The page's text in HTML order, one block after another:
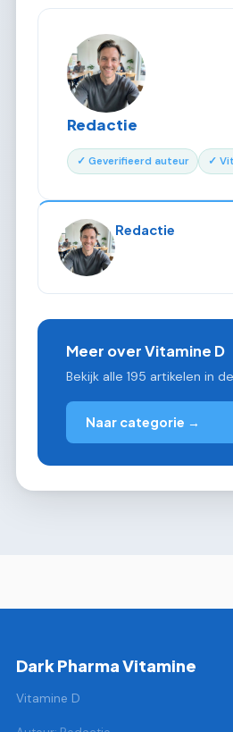
Redactie
✓ Geverifieerd auteur ✓
Redactie
Meer over Vitamine D
Bekijk alle 195 artikelen in
Naar categorie →
Dark Pharma Vitamine
Vitamine D